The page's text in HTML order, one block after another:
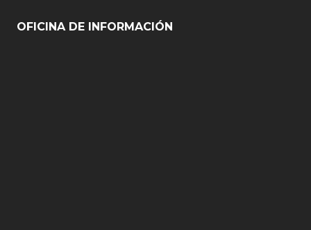
OFICINA DE INFORMACIÓN